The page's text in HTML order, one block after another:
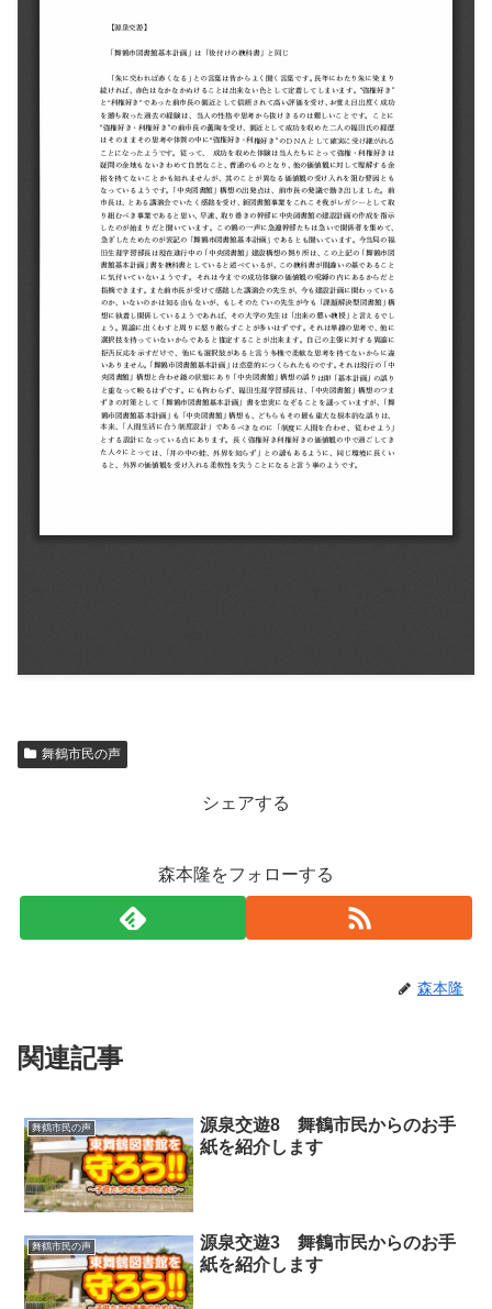
舞鶴市民の声
シェアする
森本隆をフォローする
森本隆
関連記事
舞鶴市民の声
源泉交遊8 舞鶴市民からのお手
紙を紹介します
舞鶴市民の声
源泉交遊3 舞鶴市民からのお手
紙を紹介します